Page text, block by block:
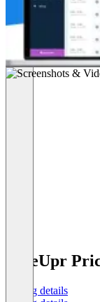
LineUpr
Pricing details